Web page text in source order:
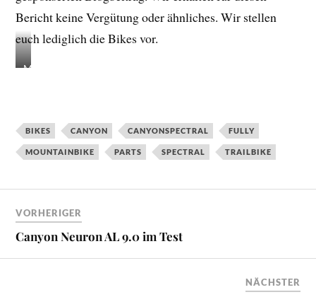
Bericht keine Vergütung oder ähnliches. Wir stellen
euch lediglich die Bikes vor.
M
a
q
u
K
a
i
s
BIKES CANYON CANYONSPECTRAL FULLY
MOUNTAINBIKE PARTS SPECTRAL TRAILBIKE
VORHERIGER
Canyon Neuron AL 9.0 im Test
NÄCHSTER